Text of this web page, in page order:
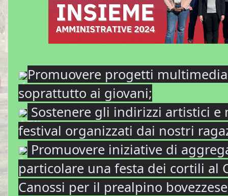
Promuovere progetti
soprattutto ai giovani;
Sostenere gli indirizzi artistici e
festival organizzati dai nostri
Promuovere iniziative di
particolare una festa dei cortili al
Canossi per il prealpino